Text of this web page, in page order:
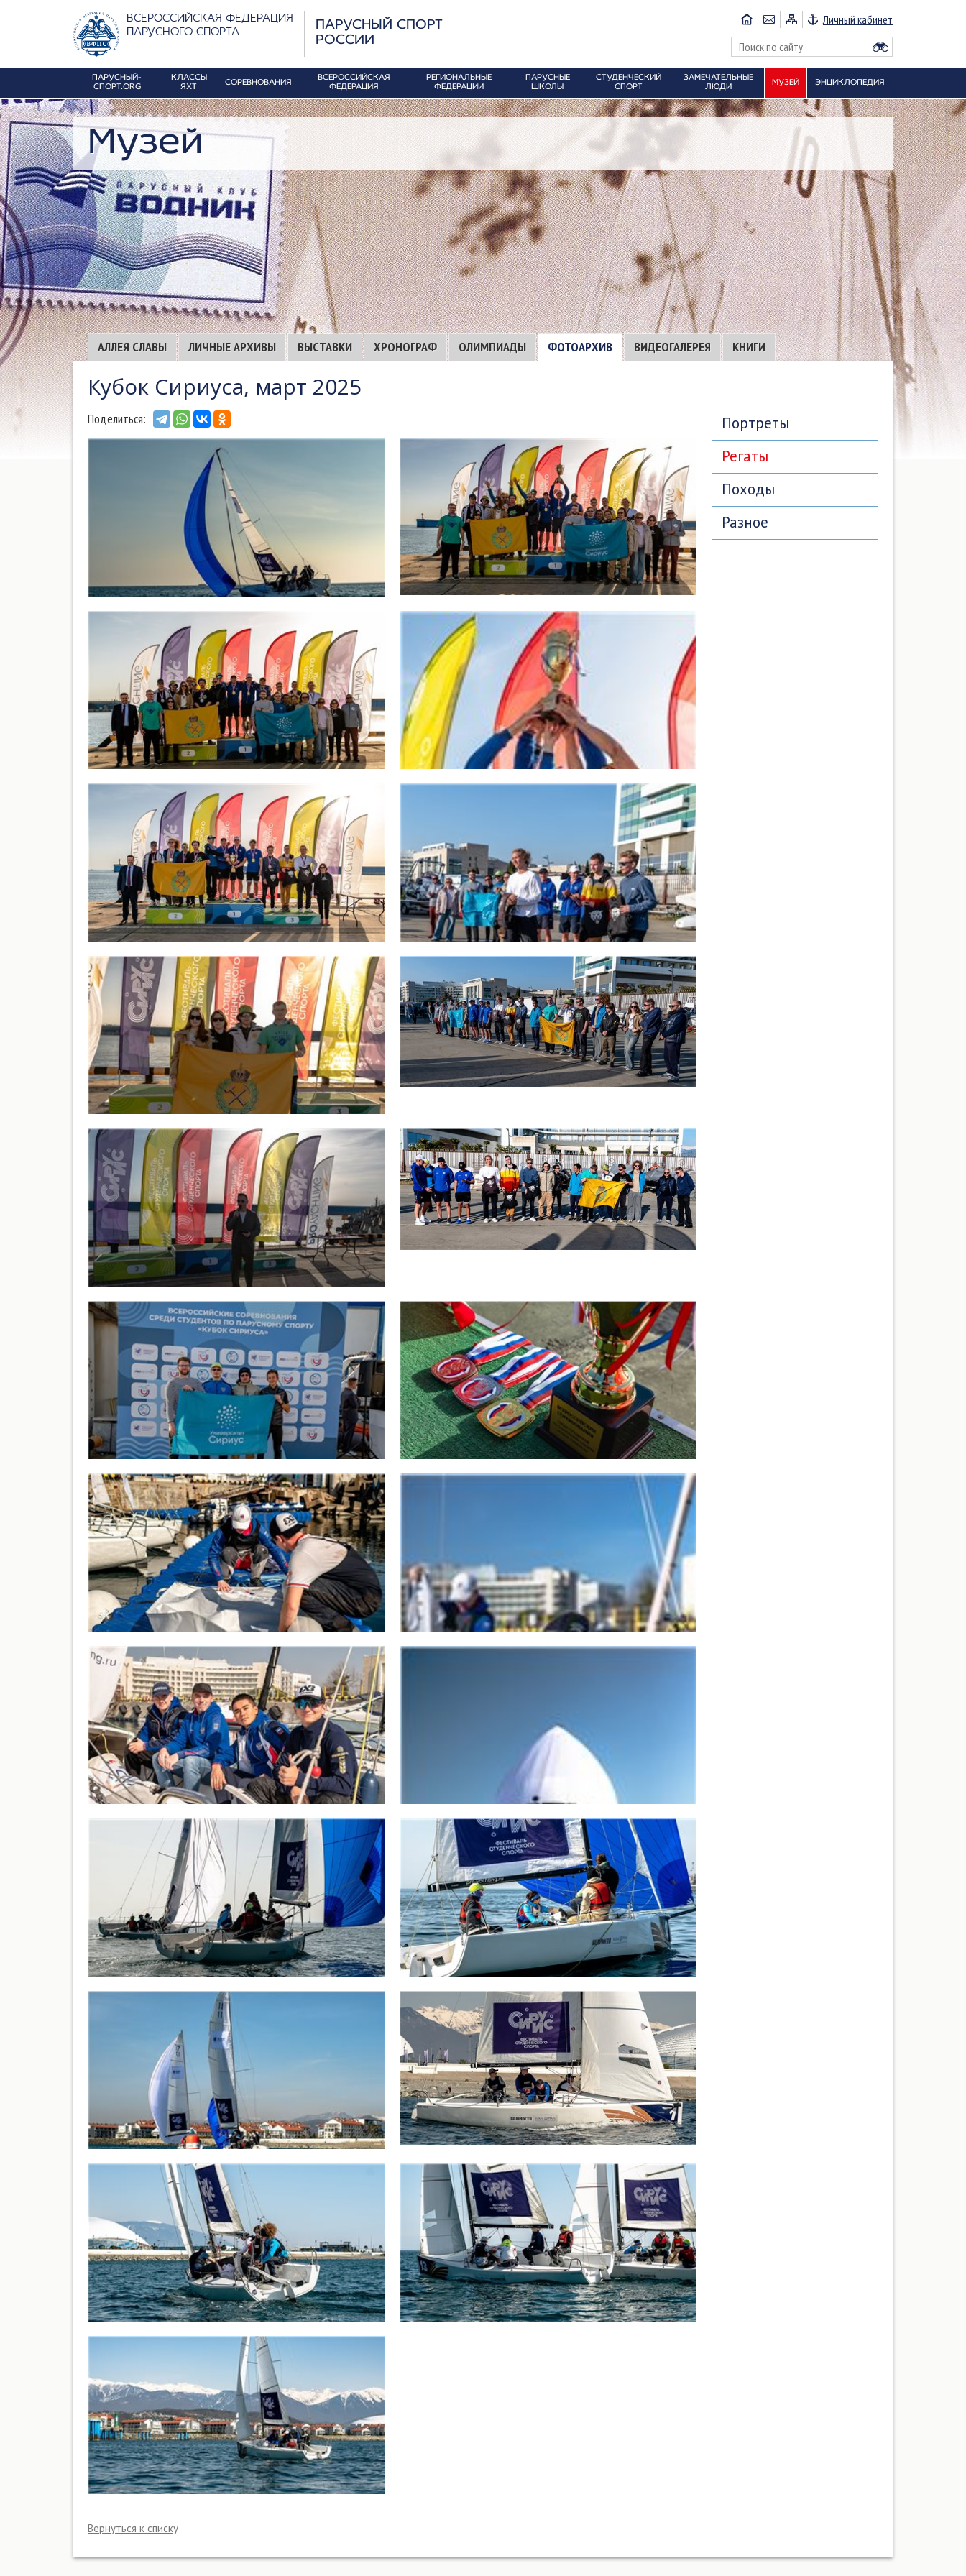
ВСЕРОССИЙСКАЯ ФЕДЕРАЦИЯ
ПАРУСНОГО СПОРТА
ПАРУСНЫЙ СПОРТ
РОССИИ
Личный кабинет
ПАРУСНЫЙ-
СПОРТ.ORG
КЛАССЫ
ЯХТ
СОРЕВНОВАНИЯ
ВСЕРОССИЙСКАЯ
ФЕДЕРАЦИЯ
РЕГИОНАЛЬНЫЕ
ФЕДЕРАЦИИ
ПАРУСНЫЕ
ШКОЛЫ
СТУДЕНЧЕСКИЙ
СПОРТ
ЗАМЕЧАТЕЛЬНЫЕ
ЛЮДИ
МУЗЕЙ ЭНЦИКЛОПЕДИЯ
Музей
АЛЛЕЯ СЛАВЫ ЛИЧНЫЕ АРХИВЫ ВЫСТАВКИ ХРОНОГРАФ ОЛИМПИАДЫ ФОТОАРХИВ ВИДЕОГАЛЕРЕЯ КНИГИ
Кубок Сириуса, март 2025
Поделиться:
Вернуться к списку
Портреты
Регаты
Походы
Разное